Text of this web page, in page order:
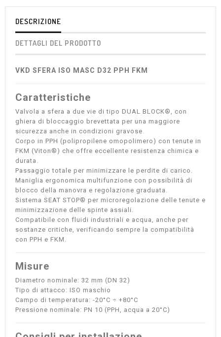
DESCRIZIONE
DETTAGLI DEL PRODOTTO
VKD SFERA ISO MASC D32 PPH FKM
Caratteristiche
Valvola a sfera a due vie di tipo DUAL BLOCK®, con
ghiera di bloccaggio brevettata per una maggiore
sicurezza anche in condizioni gravose.
Corpo in PPH (polipropilene omopolimero) con tenute in
FKM (Viton®) che offre eccellente resistenza chimica e
durata.
Passaggio totale per minimizzare le perdite di carico.
Maniglia ergonomica multifunzione con possibilità di
blocco della manovra e regolazione graduata.
Sistema SEAT STOP® per microregolazione delle tenute e
minimizzazione delle spinte assiali.
Compatibile con fluidi industriali e acqua, anche per
sostanze critiche, verificando sempre la compatibilità
con PPH e FKM.
Misure
Diametro nominale: 32 mm (DN 32)
Tipo di attacco: ISO maschio
Campo di temperatura: -20°C ÷ +80°C
Pressione nominale: PN 10 (PPH, acqua a 20°C)